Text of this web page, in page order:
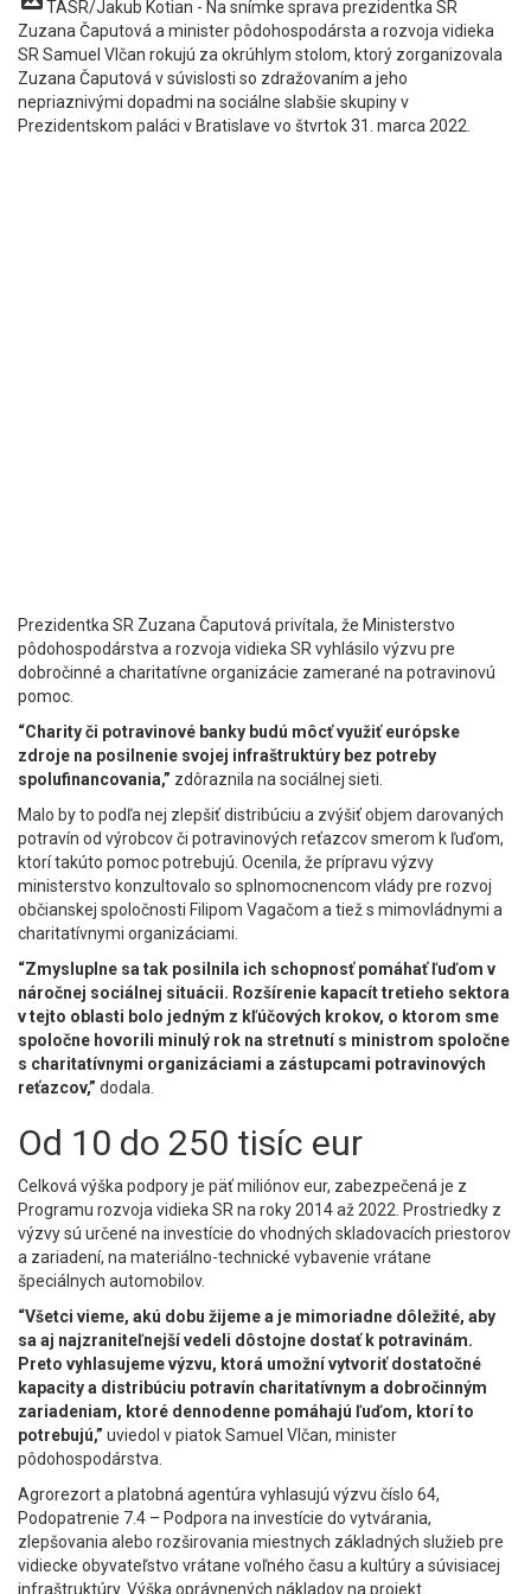
TASR/Jakub Kotian - Na snímke sprava prezidentka SR
Zuzana Čaputová a minister pôdohospodársta a rozvoja vidieka
SR Samuel Vlčan rokujú za okrúhlym stolom, ktorý zorganizovala
Zuzana Čaputová v súvislosti so zdražovaním a jeho
nepriaznivými dopadmi na sociálne slabšie skupiny v
Prezidentskom paláci v Bratislave vo štvrtok 31. marca 2022.
Prezidentka SR Zuzana Čaputová privítala, že Ministerstvo
pôdohospodárstva a rozvoja vidieka SR vyhlásilo výzvu pre
dobročinné a charitatívne organizácie zamerané na potravinovú
pomoc.
“Charity či potravinové banky budú môcť využiť európske
zdroje na posilnenie svojej infraštruktúry bez potreby
spolufinancovania,” zdôraznila na sociálnej sieti.
Malo by to podľa nej zlepšiť distribúciu a zvýšiť objem darovaných
potravín od výrobcov či potravinových reťazcov smerom k ľuďom,
ktorí takúto pomoc potrebujú. Ocenila, že prípravu výzvy
ministerstvo konzultovalo so splnomocnencom vlády pre rozvoj
občianskej spoločnosti Filipom Vagačom a tiež s mimovládnymi a
charitatívnymi organizáciami.
“Zmysluplne sa tak posilnila ich schopnosť pomáhať ľuďom v
náročnej sociálnej situácii. Rozšírenie kapacít tretieho sektora
v tejto oblasti bolo jedným z kľúčových krokov, o ktorom sme
spoločne hovorili minulý rok na stretnutí s ministrom spoločne
s charitatívnymi organizáciami a zástupcami potravinových
reťazcov,” dodala.
Od 10 do 250 tisíc eur
Celková výška podpory je päť miliónov eur, zabezpečená je z
Programu rozvoja vidieka SR na roky 2014 až 2022. Prostriedky z
výzvy sú určené na investície do vhodných skladovacích priestorov
a zariadení, na materiálno-technické vybavenie vrátane
špeciálnych automobilov.
“Všetci vieme, akú dobu žijeme a je mimoriadne dôležité, aby
sa aj najzraniteľnejší vedeli dôstojne dostať k potravinám.
Preto vyhlasujeme výzvu, ktorá umožní vytvoriť dostatočné
kapacity a distribúciu potravín charitatívnym a dobročinným
zariadeniam, ktoré dennodenne pomáhajú ľuďom, ktorí to
potrebujú,” uviedol v piatok Samuel Vlčan, minister
pôdohospodárstva.
Agrorezort a platobná agentúra vyhlasujú výzvu číslo 64,
Podopatrenie 7.4 – Podpora na investície do vytvárania,
zlepšovania alebo rozširovania miestnych základných služieb pre
vidiecke obyvateľstvo vrátane voľného času a kultúry a súvisiacej
infraštruktúry. Výška oprávnených nákladov na projekt